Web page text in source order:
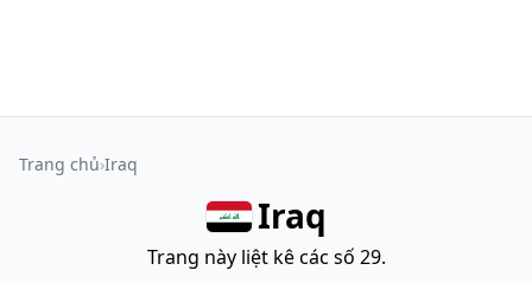
Trang chủ Iraq
Iraq
Trang này liệt kê các số 29.